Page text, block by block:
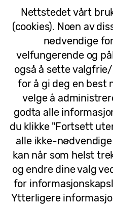
Samsung
baserte
02/03/2026
Samsung
2026
Nettstedet vårt
(cookies). Noen av
nødvendige
velfungerende og
også å sette
for å gi deg en best
velge å
godta alle
du klikke "Fortsett
alle ikke-
kan når som helst
og endre dine valg
for
Ytterligere